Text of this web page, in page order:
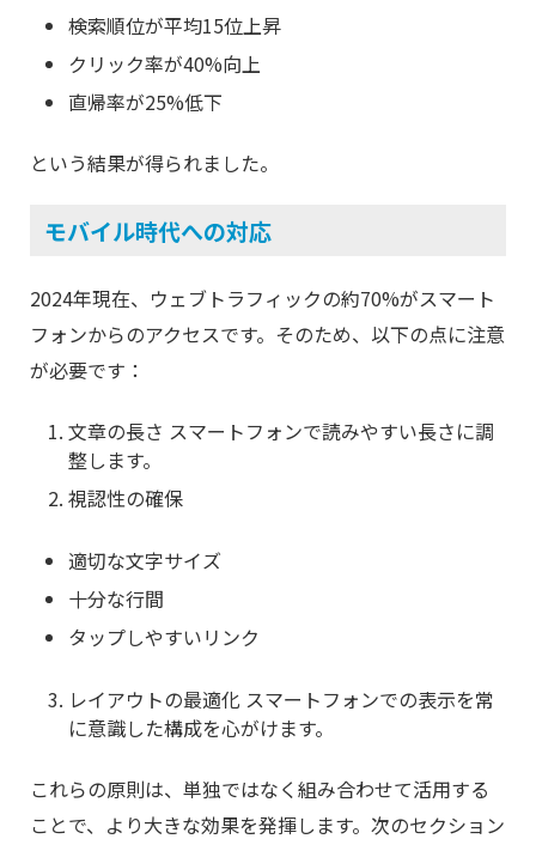
検索順位が平均15位上昇
クリック率が40%向上
直帰率が25%低下
という結果が得られました。
モバイル時代への対応
2024年現在、ウェブトラフィックの約70%がスマート
フォンからのアクセスです。そのため、以下の点に注意
が必要です：
文章の長さ スマートフォンで読みやすい長さに調
整します。
視認性の確保
適切な文字サイズ
十分な行間
タップしやすいリンク
レイアウトの最適化 スマートフォンでの表示を常
に意識した構成を心がけます。
これらの原則は、単独ではなく組み合わせて活用する
ことで、より大きな効果を発揮します。次のセクション